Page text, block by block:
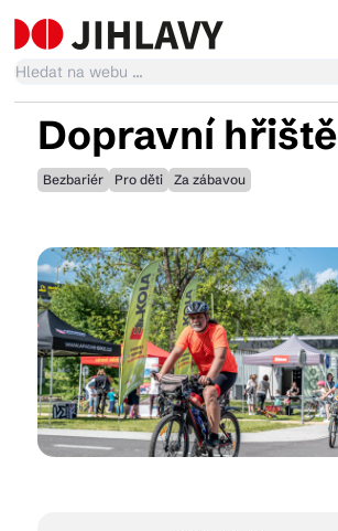
Kalendář akcí
Články
Suvenýry
Dopravní hřiště
Bezbariér Pro děti Za zábavou